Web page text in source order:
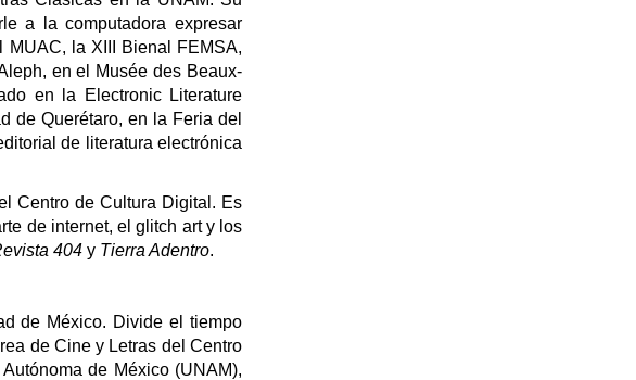
a la computadora expresar
MUAC, la XIII Bienal FEMSA,
en el Musée des Beaux-
en la Electronic Literature
de Querétaro, en la Feria del
de literatura electrónica
Centro de Cultura Digital. Es
de internet, el glitch art y los
404 y Tierra Adentro.
de México. Divide el tiempo
de Cine y Letras del Centro
de México (UNAM),